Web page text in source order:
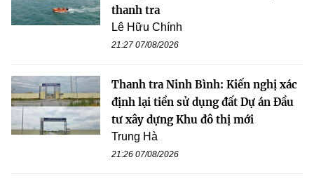
thanh tra
Lê Hữu Chính
21:27 07/08/2026
Thanh tra Ninh Bình: Kiến nghị xác
định lại tiền sử dụng đất Dự án Đầu
tư xây dựng Khu đô thị mới
Trung Hà
21:26 07/08/2026